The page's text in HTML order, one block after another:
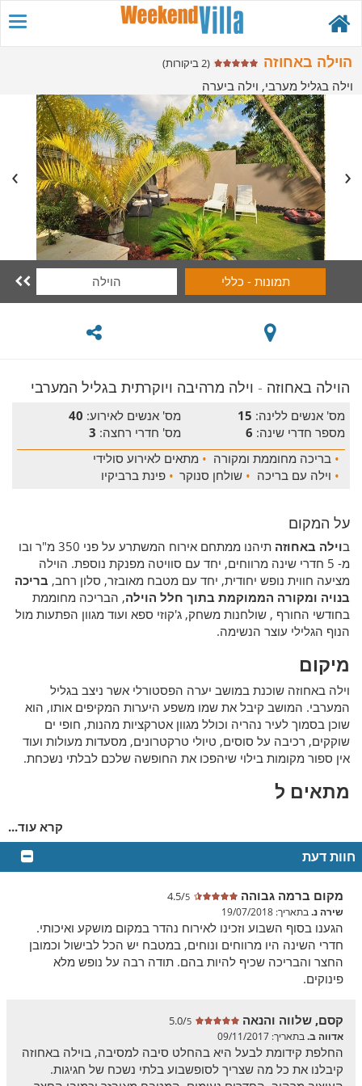
הוילה באחוזה (2 ביקורות)
וילה בגליל מערבי, וילה ביערה
תמונות - כללי הוילה 
הוילה באחוזה - וילה מרהיבה ויוקרתית בגליל המערבי
מס' אנשים ללינה: 15 מס' אנשים לאירוע: 40
מספר חדרי שינה: 6 מס' חדרי רחצה: 3
• בריכה מחוממת ומקורה • מתאים לאירוע סולידי
• וילה עם בריכה • שולחן סנוקר • פינת ברביקיו
על המקום
בוילה באחוזה
תיהנו ממתחם אירוח המשתרע על פני 350 מ"ר ובו
מ- 5 חדרי שינה מרווחים, יחד עם סוויטה מפנקת נוספת. הוילה
מציעה חווית נופש יחודית, יחד עם מטבח מאובזר, סלון רחב, בריכה
בנויה ומקורה הממוקמת בתוך חלל הוילה, הבריכה מחוממת
בחודשי החורף , שולחנות משחק, ג'קוזי ספא ועוד מגוון הפתעות מול
הנוף הגלילי עוצר הנשימה.
מיקום
וילה באחוזה שוכנת במושב יערה הפסטורלי אשר ניצב בגליל
המערבי. המושב קיבל את שמו משפע היערות המקיפים אותו, הוא
שוכן בסמוך לעיר נהריה וכולל מגוון אטרקציות מהנות, חופי ים
שוקקים, רכיבה על סוסים, טיולי טרקטרונים, מסעדות מעולות ועוד
אין ספור מקומות בילוי שיהפכו את החופשה שלכם לבלתי נשכחת.
מתאים ל
ליהנות מחופשה בלתי נשכחת. הוילה אינה מאפשרת כניסה של
מערכות הגברה וקריוקי למתחם, אך מאפשרת חגיגת אירועים
סולידיים כגון ימי גיבוש, סדנאות, ימי הולדת, אירועים משפחתיים
פנים הוילה
חדרים מרווחים, מטבח יוקרתי ובריכה
מקורה ומחוממת
וילה באחוזה
פלזמה רחבה המחוברת ללווין. לצד הסלון ניצבת בריכת השחייה של
הוילה אשר מקורה ומחוממת בימי החורף, ולצידה ג'קוזי זרמים
מפנק. מטבח הוילה כולל את כל הדרוש להכנת מטעמים, יחד עם
מקרר רחב, כלי בישול ואוכל, כיריים איכותיות, תנור אפייה ופינת
קרא עוד...
חוות דעת
מקום ברמה גבוהה 4.5/5
שירה נ.בתאריך: 19/07/2018
הגענו בסוף השבוע וזכינו לאירוח נהדר במקום מושקע ואיכותי.
חדרי השינה היו מרווחים ונוחים, במטבח יש הכל לבישול וכמובן
החצר והבריכה שכיף להיות בהם. תודה רבה על נופש מלא
פינוקים.
קסם, שלווה והנאה 5.0/5
אדווה ב.בתאריך: 09/11/2017
החלפת קידומת לבעל היא בהחלט סיבה למסיבה, בוילה באחוזה
קיבלנו את כל מה שצריך לסופשבוע בלתי נשכח של חגיגות.